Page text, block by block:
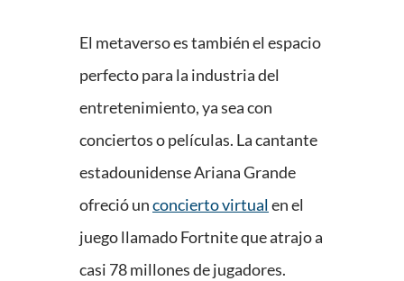
El metaverso es también el espacio
perfecto para la industria del
entretenimiento, ya sea con
conciertos o películas. La cantante
estadounidense Ariana Grande
ofreció unconcierto virtualen el
juego llamado Fortnite que atrajo a
casi 78 millones de jugadores.